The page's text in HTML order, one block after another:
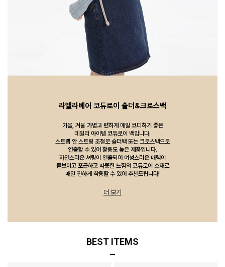
라엘라베어 코듀로이 숄더&크로스백
가을, 겨울 가볍고 편하게 매일 코디하기 좋은
데일리 아이템 코듀로이 백입니다.
스트랩 안 스트링 조절로 숄더백 또는 크로스백으로
연출할 수 있어 활용도 높은 제품입니다.
자연스러운 셔링이 연출되어 여성스러운 매력이
돋보이고 포근하고 따뜻한 느낌의 코듀로이 소재로
매일 편하게 착용할 수 있어 추천드립니다!
더 보기
BEST ITEMS